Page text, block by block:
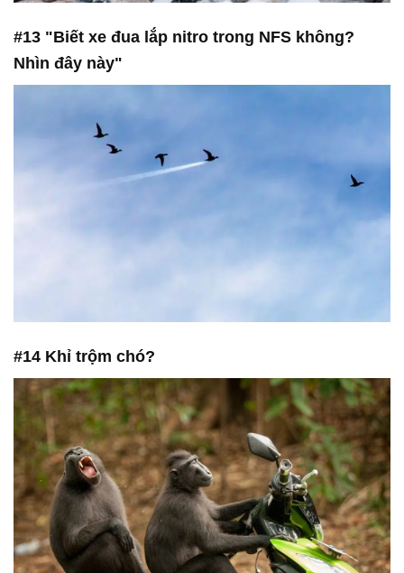
#13 "Biết xe đua lắp nitro trong NFS không?
Nhìn đây này"
#14 Khỉ trộm chó?